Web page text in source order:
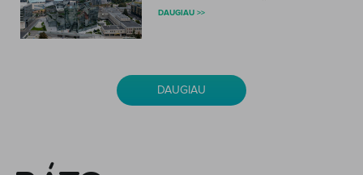
DAUGIAU >>
DAUGIAU